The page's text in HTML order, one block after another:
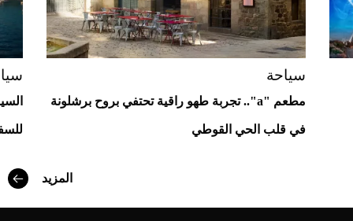
أفضل تدريج للشعر الطويل لإطلالة جريئة وعصرية
سياحة
مطعم "a".. تجربة طهو راقية تحتفي بروح برشلونة
في قلب الحي القوطي
المزيد